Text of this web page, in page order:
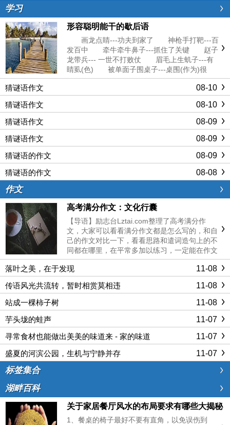
学习
形容聪明能干的歇后语
画龙点睛---功夫到家了 神枪手打靶---百
发百中 牵牛牵牛鼻子---抓住了关键 赵子
龙带兵--- 一世不打败仗 眉毛上生虮子---有
睛虱(色) 被单面子围桌子---桌围(作为)很
大 高山顶上点灯---高明 梁山泊有吴用---
08-10
猜谜语作文
08-10
猜谜语作文
08-09
猜谜语作文
08-09
猜谜语作文
08-09
猜谜语的作文
08-08
猜谜语的作文
作文
高考满分作文：文化行囊
【导语】励志台Lztai.com整理了高考满分作
文，大家可以看看满分作文都是怎么写的，和自
己的作文对比一下，看看思路和遣词造句上的不
同都在哪里，在平常多加以练习，一定能在作文
上有大的突破！ 高考满分作文：文化行囊
彭丽媛说：“传统文化是我的精神食粮。”生
11-08
落叶之美，在于发现
11-08
传语风光共流转，暂时相赏莫相违
11-08
站成一棵柿子树
11-07
芋头垅的蛙声
11-07
寻常食材也能做出美美的味道来 - 家的味道
11-07
盛夏的河滨公园，生机与宁静并存
标签集合
湖畔百科
关于家居餐厅风水的布局要求有哪些大揭秘
1、餐桌的椅子最好不要有直角，以免误伤到